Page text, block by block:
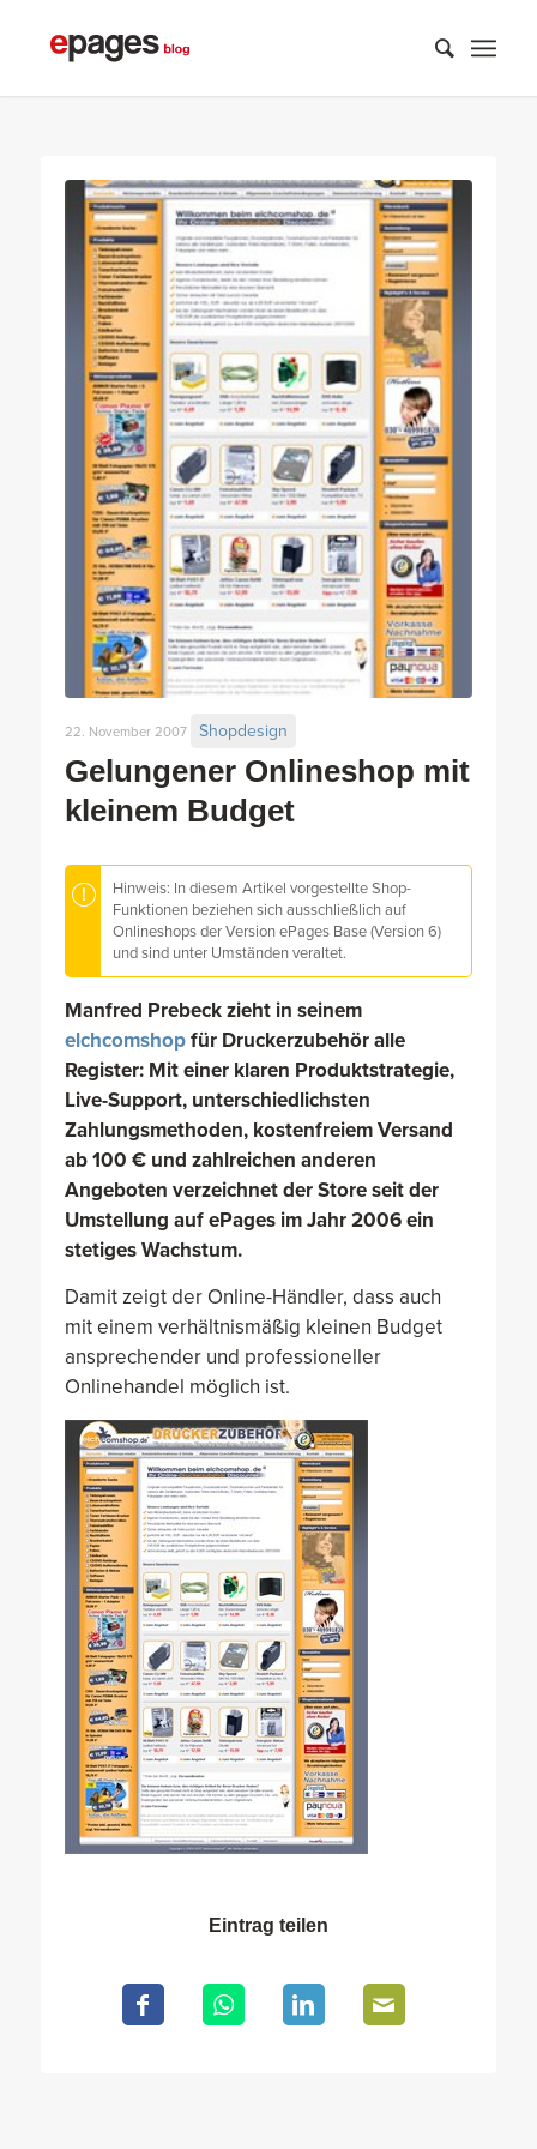
Gelungener Onlineshop mit
kleinem Budget
22. November 2007 Shopdesign
Hinweis: In diesem Artikel vorgestellte Shop-
Funktionen beziehen sich ausschließlich auf
Onlineshops der Version ePages Base (Version 6)
und sind unter Umständen veraltet.
Manfred Prebeck zieht in seinem
elchcomshopfür Druckerzubehör alle
Register: Mit einer klaren Produktstrategie,
Live-Support, unterschiedlichsten
Zahlungsmethoden, kostenfreiem Versand
ab 100 € und zahlreichen anderen
Angeboten verzeichnet der Store seit der
Umstellung auf ePages im Jahr 2006 ein
stetiges Wachstum.
Damit zeigt der Online-Händler, dass auch
mit einem verhältnismäßig kleinen Budget
ansprechender und professioneller
Onlinehandel möglich ist.
Eintrag teilen